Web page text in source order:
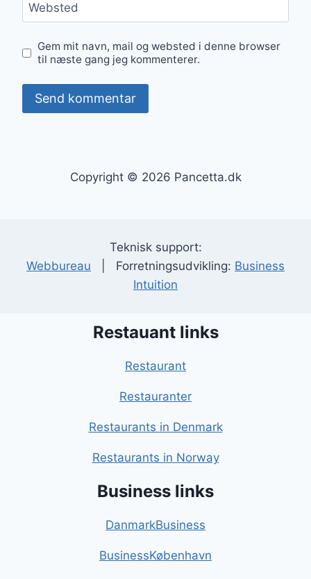
Websted
Gem mit navn, mail og websted i denne browser
til næste gang jeg kommenterer.
Copyright © 2026 Pancetta.dk
Teknisk support:
Webbureau | Forretningsudvikling: Business
Intuition
Restauant links
Restaurant
Restauranter
Restaurants in Denmark
Restaurants in Norway
Business links
DanmarkBusiness
BusinessKøbenhavn